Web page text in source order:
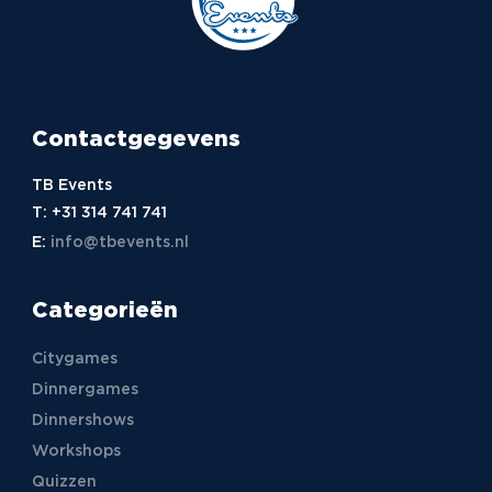
Contactgegevens
TB Events
T: +31 314 741 741
E: info@tbevents.nl
Categorieën
Citygames
Dinnergames
Dinnershows
Workshops
Quizzen